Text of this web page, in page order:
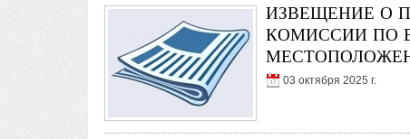
ИЗВЕЩЕНИЕ О
КОМИССИИ ПО
03 октября 2025 г.